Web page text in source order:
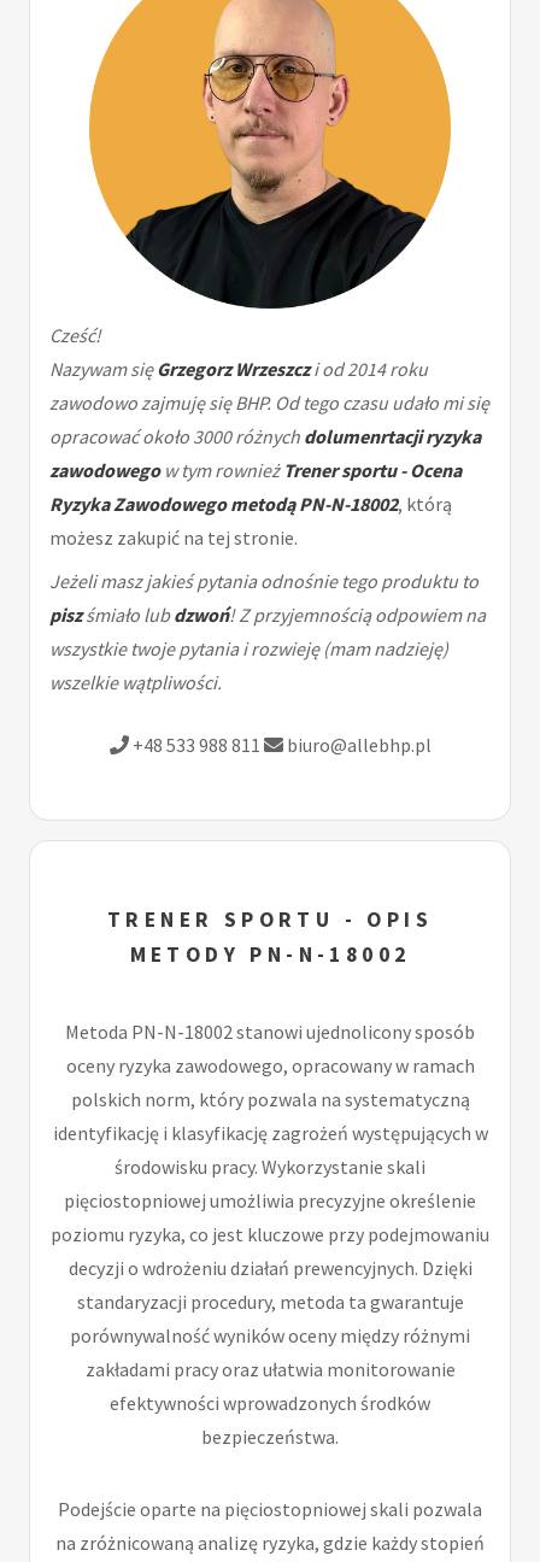
Cześć!
Nazywam sięGrzegorz Wrzeszczi od 2014 roku
zawodowo zajmuję się BHP. Od tego czasu udało mi się
opracować około 3000 różnych dolumenrtacji ryzyka
zawodowegow tym rownież Trener sportu - Ocena
Ryzyka Zawodowego metodą PN-N-18002, którą
możesz zakupić na tej stronie.
Jeżeli masz jakieś pytania odnośnie tego produktu to
piszśmiało lubdzwoń! Z przyjemnością odpowiem na
wszystkie twoje pytania i rozwieję (mam nadzieję)
wszelkie wątpliwości.
+48 533 988 811 biuro@allebhp.pl
TRENER SPORTU - OPIS
METODY PN-N-18002
Metoda PN-N-18002 stanowi ujednolicony sposób
oceny ryzyka zawodowego, opracowany w ramach
polskich norm, który pozwala na systematyczną
identyfikację i klasyfikację zagrożeń występujących w
środowisku pracy. Wykorzystanie skali
pięciostopniowej umożliwia precyzyjne określenie
poziomu ryzyka, co jest kluczowe przy podejmowaniu
decyzji o wdrożeniu działań prewencyjnych. Dzięki
standaryzacji procedury, metoda ta gwarantuje
porównywalność wyników oceny między różnymi
zakładami pracy oraz ułatwia monitorowanie
efektywności wprowadzonych środków
bezpieczeństwa.
Podejście oparte na pięciostopniowej skali pozwala
na zróżnicowaną analizę ryzyka, gdzie każdy stopień